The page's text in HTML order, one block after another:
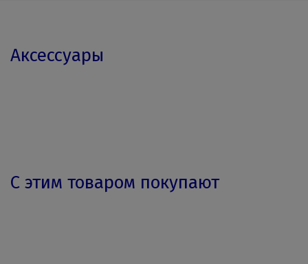
Аксессуары
С этим товаром покупают